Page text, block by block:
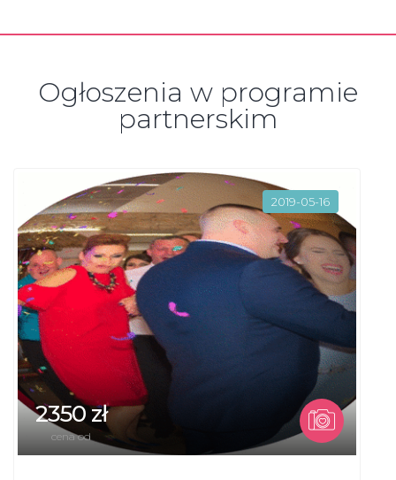
Ogłoszenia w programie
partnerskim
2019-05-16
2350 zł
cena od